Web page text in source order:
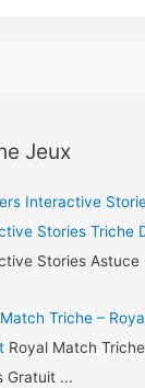
Jeux
Interactive
Stories Triche
Stories
Triche –
Royal Match
Gratuit ...